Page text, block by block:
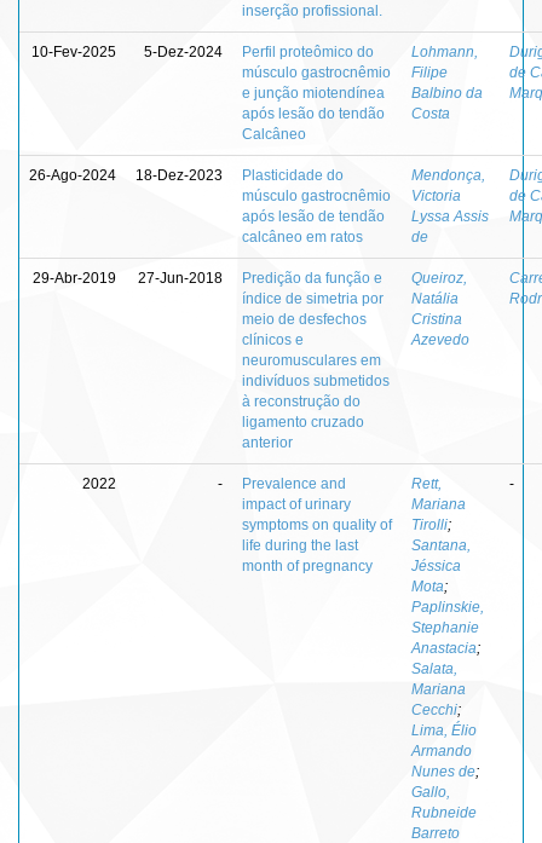
inserção profissional.
10-Fev-2025 5-Dez-2024
Perfil proteômico do
músculo gastrocnêmio
e junção miotendínea
após lesão do tendão
Calcâneo
Lohmann,
Filipe
Balbino da
Costa
de
26-Ago-2024 18-Dez-2023
Plasticidade do
músculo gastrocnêmio
após lesão de tendão
calcâneo em ratos
Mendonça,
Victoria
Lyssa Assis
de
de
29-Abr-2019 27-Jun-2018
Predição da função e
índice de simetria por
meio de desfechos
clínicos e
neuromusculares em
indivíduos submetidos
à reconstrução do
ligamento cruzado
anterior
Queiroz,
Natália
Cristina
Azevedo
2022 -
Prevalence and
impact of urinary
symptoms on quality of
life during the last
month of pregnancy
Rett,
Mariana
Tirolli;
Santana,
Jéssica
Mota;
Paplinskie,
Stephanie
Anastacia;
Salata,
Mariana
Cecchi;
Lima, Élio
Armando
Nunes de;
Gallo,
Rubneide
Barreto
-